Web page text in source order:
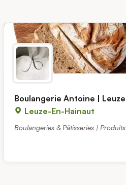
Boulangerie Antoine |
Leuze-En-Hainaut
Boulangeries & Pâtisseries |